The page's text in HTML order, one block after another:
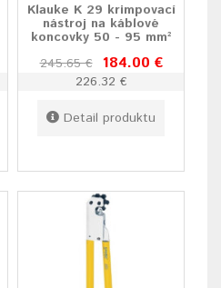
Klauke K 29 krimpovací
nástroj na káblové
koncovky 50 - 95 mm²
245.65 € 184.00 €
226.32 €
Detail produktu